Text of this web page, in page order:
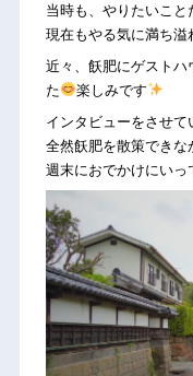
当時も、やりたいこ
現在もやる気に満ち溢
近々、飫肥にゲストハ
た
楽しみです
インタビューをさせ
全然飫肥を散策できな
週末におでかけにいっ